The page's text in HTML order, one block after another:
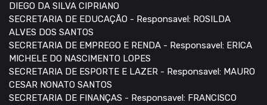
DIEGO DA SILVA CIPRIANO
SECRETARIA DE EDUCAÇÃO - Responsavel: ROSILDA
ALVES DOS SANTOS
SECRETARIA DE EMPREGO E RENDA - Responsavel: ERICA
MICHELE DO NASCIMENTO LOPES
SECRETARIA DE ESPORTE E LAZER - Responsavel: MAURO
CESAR NONATO SANTOS
SECRETARIA DE FINANÇAS - Responsavel: FRANCISCO